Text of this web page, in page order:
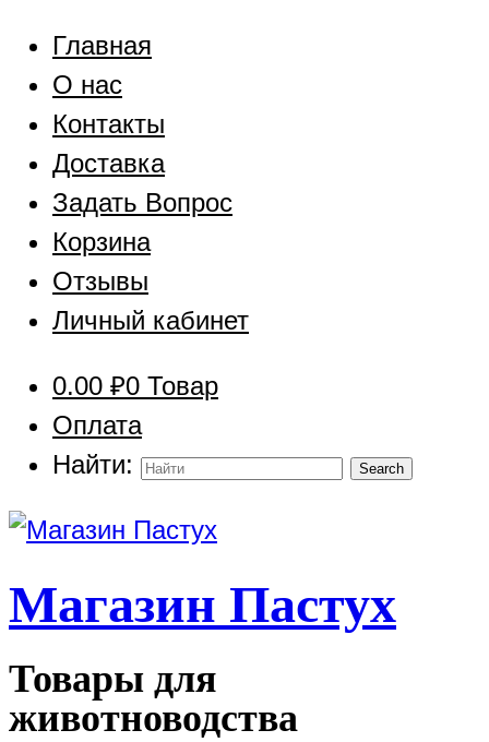
Главная
О нас
Контакты
Доставка
Задать Вопрос
Корзина
Отзывы
Личный кабинет
0.00 ₽0 Товар
Оплата
Найти:
Магазин Пастух
Товары для
животноводства